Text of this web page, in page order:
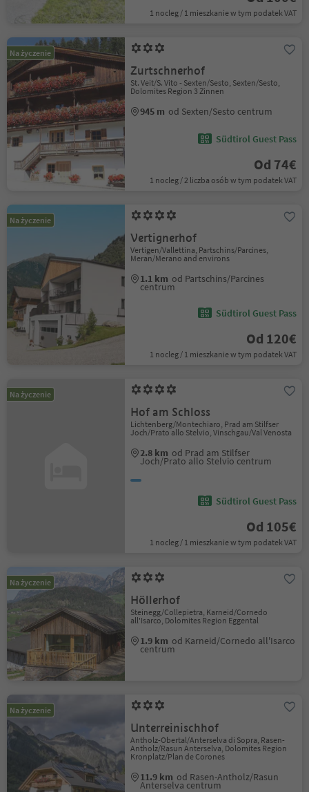
1 nocleg / 1 mieszkanie w tym podatek VAT
Na życzenie
Zurtschnerhof
St. Veit/S. Vito - Sexten/Sesto, Sexten/Sesto,
Dolomites Region 3 Zinnen
945 m od Sexten/Sesto centrum
Südtirol Guest Pass
Od 74€
1 nocleg / 2 liczba osób w tym podatek VAT
Na życzenie
Vertignerhof
Vertigen/Vallettina, Partschins/Parcines,
Meran/Merano and environs
1.1 km od Partschins/Parcines
centrum
Südtirol Guest Pass
Od 120€
1 nocleg / 1 mieszkanie w tym podatek VAT
Na życzenie
Hof am Schloss
Lichtenberg/Montechiaro, Prad am Stilfser
Joch/Prato allo Stelvio, Vinschgau/Val Venosta
2.8 km od Prad am Stilfser
Joch/Prato allo Stelvio centrum
Südtirol Guest Pass
Od 105€
1 nocleg / 1 mieszkanie w tym podatek VAT
Na życzenie
Höllerhof
Steinegg/Collepietra, Karneid/Cornedo
all'Isarco, Dolomites Region Eggental
1.9 km od Karneid/Cornedo all'Isarco
centrum
Na życzenie
Unterreinischhof
Antholz-Obertal/Anterselva di Sopra, Rasen-
Antholz/Rasun Anterselva, Dolomites Region
Kronplatz/Plan de Corones
11.9 km od Rasen-Antholz/Rasun
Anterselva centrum